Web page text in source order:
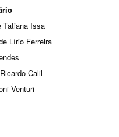
Tatiana Issa
Lírio Ferreira
Calil
Venturi